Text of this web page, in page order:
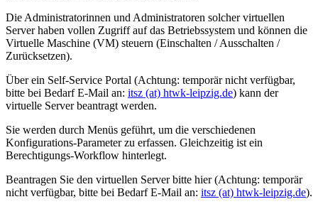
Die Administratorinnen und Administratoren solcher virtuellen
Server haben vollen Zugriff auf das Betriebssystem und können die
Virtuelle Maschine (VM) steuern (Einschalten / Ausschalten /
Zurücksetzen).
Über ein Self-Service Portal (Achtung: temporär nicht verfügbar,
bitte bei Bedarf E-Mail an: itsz (at) htwk-leipzig.de) kann der
virtuelle Server beantragt werden.
Sie werden durch Menüs geführt, um die verschiedenen
Konfigurations-Parameter zu erfassen. Gleichzeitig ist ein
Berechtigungs-Workflow hinterlegt.
Beantragen Sie den virtuellen Server bitte hier (Achtung: temporär
nicht verfügbar, bitte bei Bedarf E-Mail an: itsz (at) htwk-leipzig.de).